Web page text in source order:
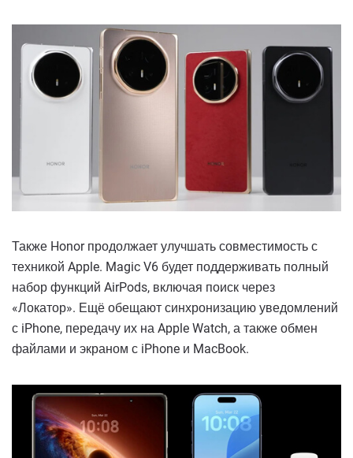
Также Honor продолжает улучшать совместимость с
техникой Apple. Magic V6 будет поддерживать полный
набор функций AirPods, включая поиск через
«Локатор». Ещё обещают синхронизацию уведомлений
с iPhone, передачу их на Apple Watch, а также обмен
файлами и экраном с iPhone и MacBook.